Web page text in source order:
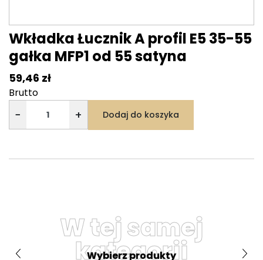
Wkładka Łucznik A profil E5 35-55
gałka MFP1 od 55 satyna
59,46 zł
Brutto
− + Dodaj do koszyka
W tej samej
kategorii
Wybierz produkty